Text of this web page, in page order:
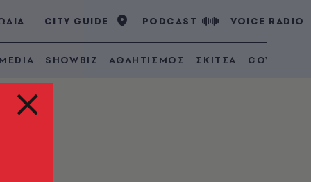
CITY GUIDE PODCAST VOICE RADIO
SHOWBIZ ΑΘΛΗΤΙΣΜΟΣ ΣΚΙΤΣΑ COVID 19